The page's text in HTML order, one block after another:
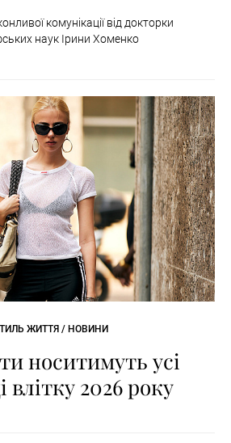
комунікації від докторки
наук Ірини Хоменко
ЖИТТЯ / НОВИНИ
носитимуть усі
влітку 2026 року